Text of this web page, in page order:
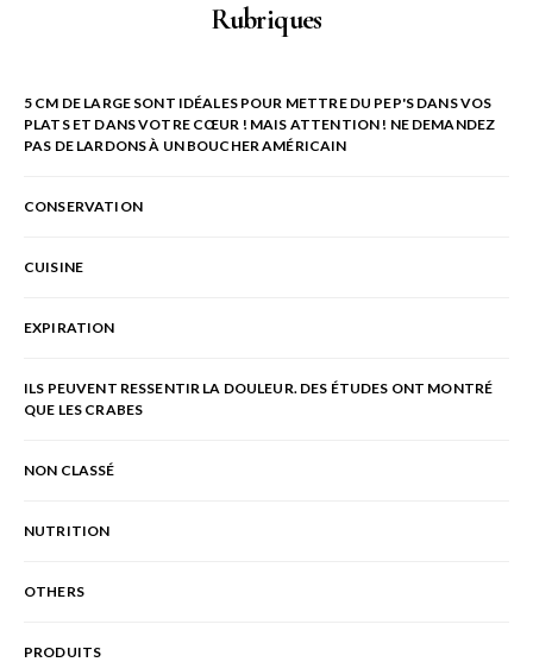
Rubriques
5 CM DE LARGE SONT IDÉALES POUR METTRE DU PEP'S DANS VOS
PLATS ET DANS VOTRE CŒUR ! MAIS ATTENTION ! NE DEMANDEZ
PAS DE LARDONS À UN BOUCHER AMÉRICAIN
CONSERVATION
CUISINE
EXPIRATION
ILS PEUVENT RESSENTIR LA DOULEUR. DES ÉTUDES ONT MONTRÉ
QUE LES CRABES
NON CLASSÉ
NUTRITION
OTHERS
PRODUITS